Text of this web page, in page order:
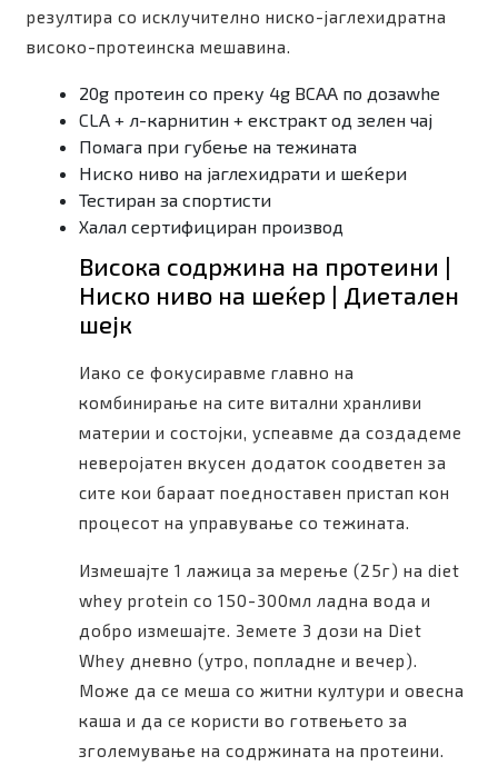
резултира со исклучително ниско-јаглехидратна
високо-протеинска мешавина.
20g протеин со преку 4g BCAA по дозаwhe
CLA + л-карнитин + екстракт од зелен чај
Помага при губење на тежината
Ниско ниво на јаглехидрати и шеќери
Тестиран за спортисти
Халал сертифициран производ
Висока содржина на протеини |
Ниско ниво на шеќер | Диетален
шејк
Иако се фокусиравме главно на
комбинирање на сите витални хранливи
материи и состојки, успеавме да создадеме
неверојатен вкусен додаток соодветен за
сите кои бараат поедноставен пристап кон
процесот на управување со тежината.
Измешајте 1 лажица за мерење (25г) на diet
whey protein со 150-300мл ладна вода и
добро измешајте. Земете 3 дози на Diet
Whey дневно (утро, попладне и вечер).
Може да се меша со житни култури и овесна
каша и да се користи во готвењето за
зголемување на содржината на протеини.